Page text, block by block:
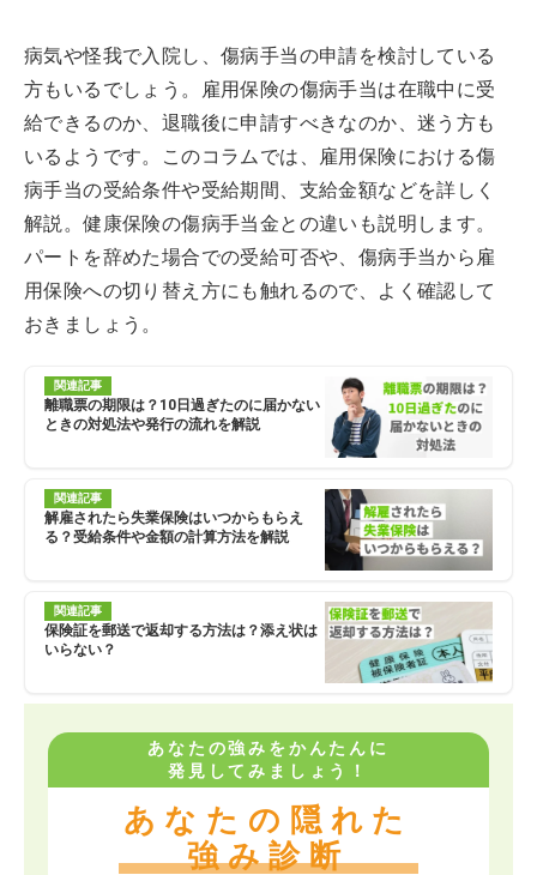
病気や怪我で入院し、傷病手当の申請を検討している
方もいるでしょう。雇用保険の傷病手当は在職中に受
給できるのか、退職後に申請すべきなのか、迷う方も
いるようです。このコラムでは、雇用保険における傷
病手当の受給条件や受給期間、支給金額などを詳しく
解説。健康保険の傷病手当金との違いも説明します。
パートを辞めた場合での受給可否や、傷病手当から雇
用保険への切り替え方にも触れるので、よく確認して
おきましょう。
関連記事
離職票の期限は？10日過ぎたのに届かない
ときの対処法や発行の流れを解説
関連記事
解雇されたら失業保険はいつからもらえ
る？受給条件や金額の計算方法を解説
関連記事
保険証を郵送で返却する方法は？添え状は
いらない？
あなたの強みをかんたんに
発見してみましょう！
あなたの隠れた
強み診断